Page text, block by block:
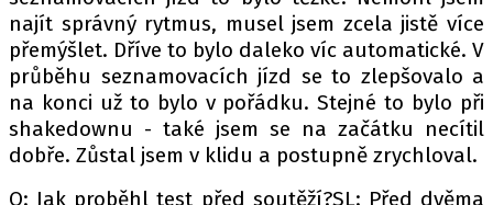
Z DOMOVA
ZE SVĚTA
MOTORSPORT
PIT LANE
ČEŠI V AKCI
najít správný rytmus, musel jsem zcela jistě více
přemýšlet. Dříve to bylo daleko víc automatické. V
průběhu seznamovacích jízd se to zlepšovalo a
na konci už to bylo v pořádku. Stejné to bylo při
shakedownu - také jsem se na začátku necítil
dobře. Zůstal jsem v klidu a postupně zrychloval.
O: Jak proběhl test před soutěží?SL: Před dvěma